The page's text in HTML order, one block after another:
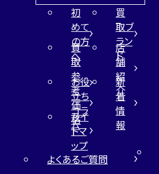
初
めて
の方
へ
買
取ブ
ラン
ド
買
取
参
考
価
格
店
舗
紹
介
お役
立ち
コラ
ム
新
着
情
報
サイ
トマ
ップ
よくあるご質問